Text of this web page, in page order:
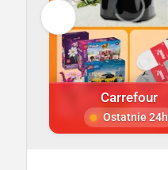
Carrefour
Ostatnie 24h